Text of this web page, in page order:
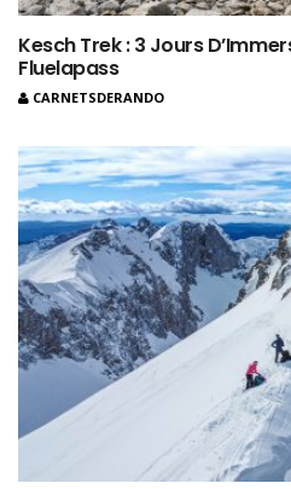
Kesch Trek : 3 Jours
Fluelapass
CARNETSDERANDO